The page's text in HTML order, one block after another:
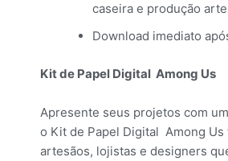
caseira e produção
Download imediato
Kit de Papel Digital Among Us
Apresente seus projetos com
o Kit de Papel Digital Among Us
artesãos, lojistas e designers